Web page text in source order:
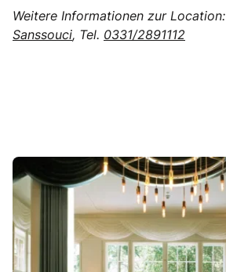
Weitere Informationen zur Location:
Sanssouci, Tel. 0331/2891112